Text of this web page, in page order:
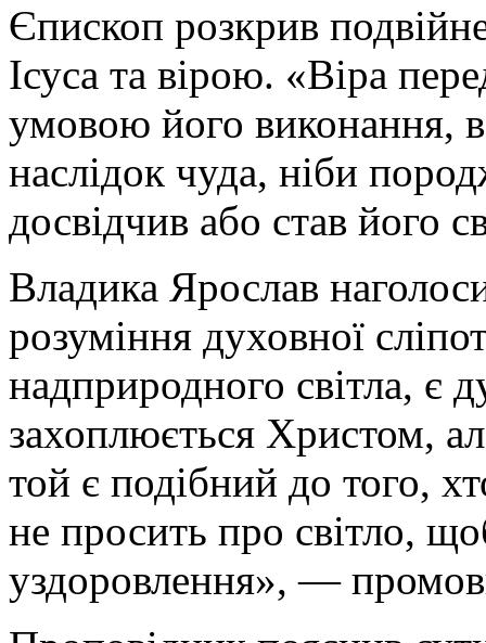
Єпископ розкрив
Ісуса та вірою. «Віра
умовою його виконання,
наслідок чуда, ніби
досвідчив або став його
Владика Ярослав
розуміння духовної
надприродного світла, є
захоплюється Христом,
той є подібний до того,
не просить про світло,
уздоровлення», —